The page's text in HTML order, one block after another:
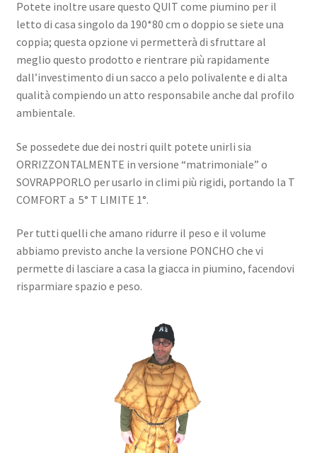
Potete inoltre usare questo QUIT come piumino per il
letto di casa singolo da 190*80 cm o doppio se siete una
coppia; questa opzione vi permetterà di sfruttare al
meglio questo prodotto e rientrare più rapidamente
dall’investimento di un sacco a pelo polivalente e di alta
qualità compiendo un atto responsabile anche dal profilo
ambientale.
Se possedete due dei nostri quilt potete unirli sia
ORRIZZONTALMENTE in versione “matrimoniale” o
SOVRAPPORLO per usarlo in climi più rigidi, portando la T
COMFORT a 5° T LIMITE 1°.
Per tutti quelli che amano ridurre il peso e il volume
abbiamo previsto anche la versione PONCHO che vi
permette di lasciare a casa la giacca in piumino, facendovi
risparmiare spazio e peso.